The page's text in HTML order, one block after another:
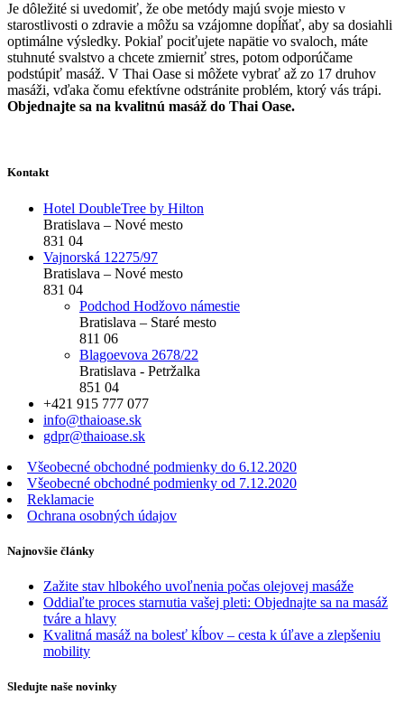
Je dôležité si uvedomiť, že obe metódy majú svoje miesto v
starostlivosti o zdravie a môžu sa vzájomne dopĺňať, aby sa dosiahli
optimálne výsledky. Pokiaľ pociťujete napätie vo svaloch, máte
stuhnuté svalstvo a chcete zmierniť stres, potom odporúčame
podstúpiť masáž. V Thai Oase si môžete vybrať až zo 17 druhov
masáži, vďaka čomu efektívne odstránite problém, ktorý vás trápi.
Objednajte sa na kvalitnú masáž do Thai Oase.
Kontakt
Hotel DoubleTree by Hilton
Bratislava – Nové mesto
831 04
Vajnorská 12275/97
Bratislava – Nové mesto
831 04
Podchod Hodžovo námestie
Bratislava – Staré mesto
811 06
Blagoevova 2678/22
Bratislava - Petržalka
851 04
+421 915 777 077
info@thaioase.sk
gdpr@thaioase.sk
Všeobecné obchodné podmienky do 6.12.2020
Všeobecné obchodné podmienky od 7.12.2020
Reklamacie
Ochrana osobných údajov
Najnovšie články
Zažite stav hlbokého uvoľnenia počas olejovej masáže
Oddiaľte proces starnutia vašej pleti: Objednajte sa na masáž
tváre a hlavy
Kvalitná masáž na bolesť kĺbov – cesta k úľave a zlepšeniu
mobility
Sledujte naše novinky